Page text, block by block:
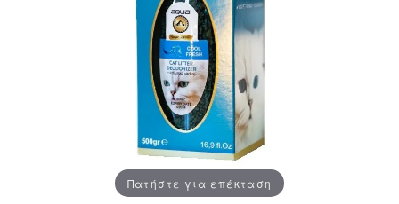
Πατήστε για επέκταση